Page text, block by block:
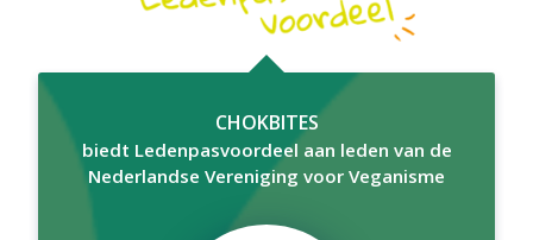
CHOKBITES
biedt Ledenpasvoordeel aan leden van de
Nederlandse Vereniging voor Veganisme